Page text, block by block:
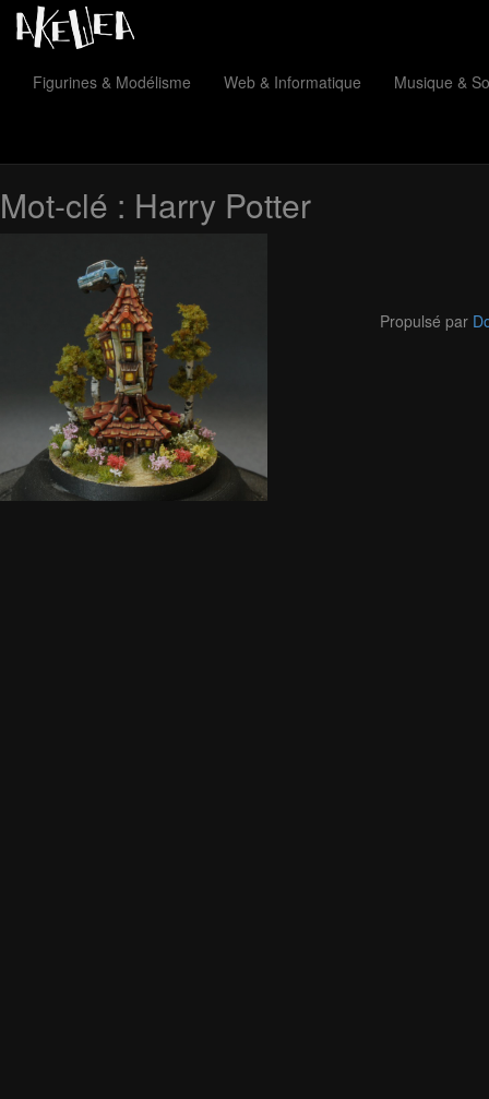
Figurines & Modélisme Web & Informatique Musique &
Mot-clé : Harry Potter
Propulsé par